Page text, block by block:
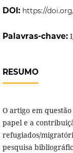
DOI: https://
Palavras-chave:
RESUMO
O artigo em
papel e a
refugiados/
pesquisa